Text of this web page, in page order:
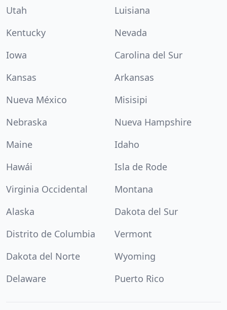
Utah
Luisiana
Kentucky
Nevada
Iowa
Carolina del Sur
Kansas
Arkansas
Nueva México
Misisipi
Nebraska
Nueva Hampshire
Maine
Idaho
Hawái
Isla de Rode
Virginia Occidental
Montana
Alaska
Dakota del Sur
Distrito de Columbia
Vermont
Dakota del Norte
Wyoming
Delaware
Puerto Rico